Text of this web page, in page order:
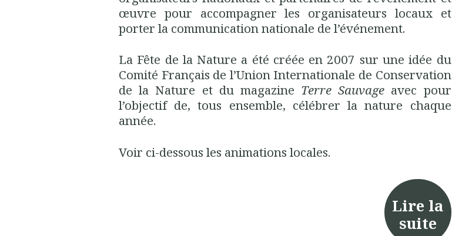
œuvre pour accompagner les organisateurs locaux et
porter la communication nationale de l’événement.
La Fête de la Nature a été créée en 2007 sur une idée du
Comité Français de l’Union Internationale de Conservation
de la Nature et du magazine Terre Sauvage avec pour
l’objectif de, tous ensemble, célébrer la nature chaque
année.
Voir ci-dessous les animations locales.
Lire la
suite